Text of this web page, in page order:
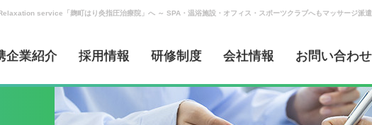
service「麹町はり灸指圧治療院」へ ～ SPA・温浴施設・オフィス・スポーツクラブへもマッサージ派遣
企業紹介 採用情報 研修制度 会社情報 お問い合わせ